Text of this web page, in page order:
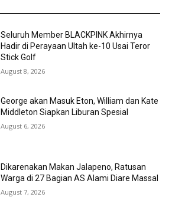
Seluruh Member BLACKPINK Akhirnya
Hadir di Perayaan Ultah ke-10 Usai Teror
Stick Golf
August 8, 2026
George akan Masuk Eton, William dan Kate
Middleton Siapkan Liburan Spesial
August 6, 2026
Dikarenakan Makan Jalapeno, Ratusan
Warga di 27 Bagian AS Alami Diare Massal
August 7, 2026